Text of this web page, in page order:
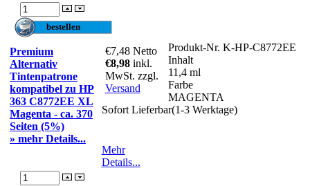
Premium
Alternativ
Tintenpatrone
kompatibel zu HP
363 C8772EE XL
Magenta - ca. 370
Seiten (5%)
» mehr Details...
€7,48 Netto
€8,98 inkl.
MwSt. zzgl.
Versand
Produkt-Nr. K-HP-C8772EE
Inhalt
11,4 ml
Farbe
MAGENTA
Sofort Lieferbar(1-3 Werktage)
Mehr
Details...